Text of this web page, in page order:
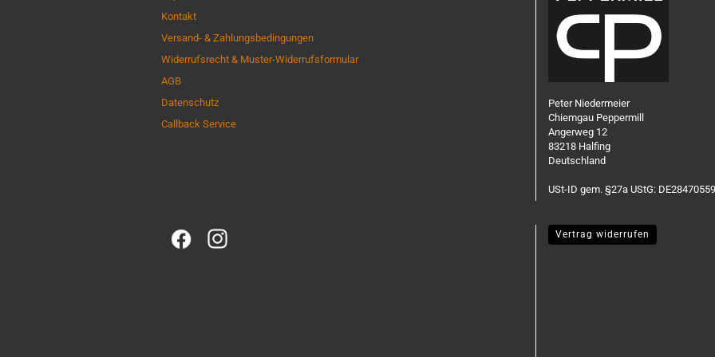
Kontakt
Versand- & Zahlungsbedingungen
Widerrufsrecht & Muster-Widerrufsformular
AGB
Datenschutz
Callback Service
Peter Niedermeier
Chiemgau Peppermill
Angerweg 12
83218 Halfing
Deutschland
USt-ID gem. §27a UStG:
Vertrag widerrufen